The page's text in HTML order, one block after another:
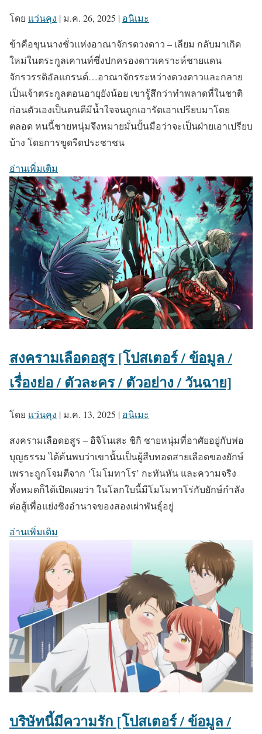
โดย แว่นคุง | ม.ค. 26, 2025 | อนิเมะ
ข้าคือขุนนางชั่วแห่งอาณาจักรดวงดาว – เลียม กลับมาเกิด
ใหม่ในตระกูลเคานท์ซึ่งปกครองดาวเคราะห์ชายแดน
จักรวรรดิอัลแกรนด์…อาณาจักรระหว่างดวงดาวและกลาย
เป็นเจ้าตระกูลตอนอายุยังน้อย เขารู้สึกว่าทำพลาดที่ในชาติ
ก่อนตัวเองเป็นคนดีมีน้ำใจจนถูกเอารัดเอาเปรียบมาโดย
ตลอด หนนี้ชายหนุ่มจึงหมายมั่นปั้นมือว่าจะเป็นฝ่ายเอาเปรียบ
บ้าง โดยการขูดรีดประชาชน
อ่านเพิ่มเติม
สงครามเลือดอสูร [โปสเตอร์ / ข้อมูล /
เรื่องย่อ / ตัวละคร / ตัวอย่าง / วันฉาย]
โดย แว่นคุง | ม.ค. 13, 2025 | อนิเมะ
สงครามเลือดอสูร – อิจิโนเสะ ชิกิ ชายหนุ่มที่อาศัยอยู่กับพ่อ
บุญธรรม ได้ค้นพบว่าเขานั้นเป็นผู้สืบทอดสายเลือดของยักษ์
เพราะถูกโจมตีจาก ‘โมโมทาโร’ กะทันหัน และความจริง
ทั้งหมดก็ได้เปิดเผยว่า ในโลกใบนี้มีโมโมทาโร่กับยักษ์กำลัง
ต่อสู้เพื่อแย่งชิงอำนาจของสองเผ่าพันธุ์อยู่
อ่านเพิ่มเติม
บริษัทนี้มีความรัก [โปสเตอร์ / ข้อมูล /